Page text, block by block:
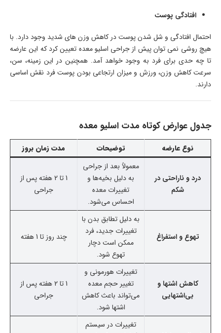
افتادگی پوست
احتمال افتادگی و شل شدن پوست در کاهش وزن های شدید وجود دارد. با
هیچ روشی نمی توان پیش از جراحی اسلیو معده تعیین کرد که این عارضه
تا چه حدی برای فرد به وجود خواهد آمد. همچنین در این زمینه، سن،
سرعت کاهش وزن، ورزش و میزان ارتجاعی بودن پوست فرد نقش اساسی
دارند.
جدول عوارض کوتاه مدت اسلیو معده
نوع عارضه توضیحات مدت زمان بروز
درد و ناراحتی در
شکم
معمولاً بعد از جراحی
به دلیل بخیه‌ها و
تغییرات معده
احساس می‌شود.
1 تا 2 هفته پس از
جراحی
تهوع و استفراغ
به دلیل تطابق بدن با
تغییرات جدید، فرد
ممکن است دچار
تهوع شود.
چند روز تا 1 هفته
کاهش اشتها و
بی‌اشتهایی
تغییرات هورمونی و
تغییر حجم معده
می‌تواند باعث کاهش
اشتها شود.
1 تا 2 هفته پس از
جراحی
تغییرات در سیستم